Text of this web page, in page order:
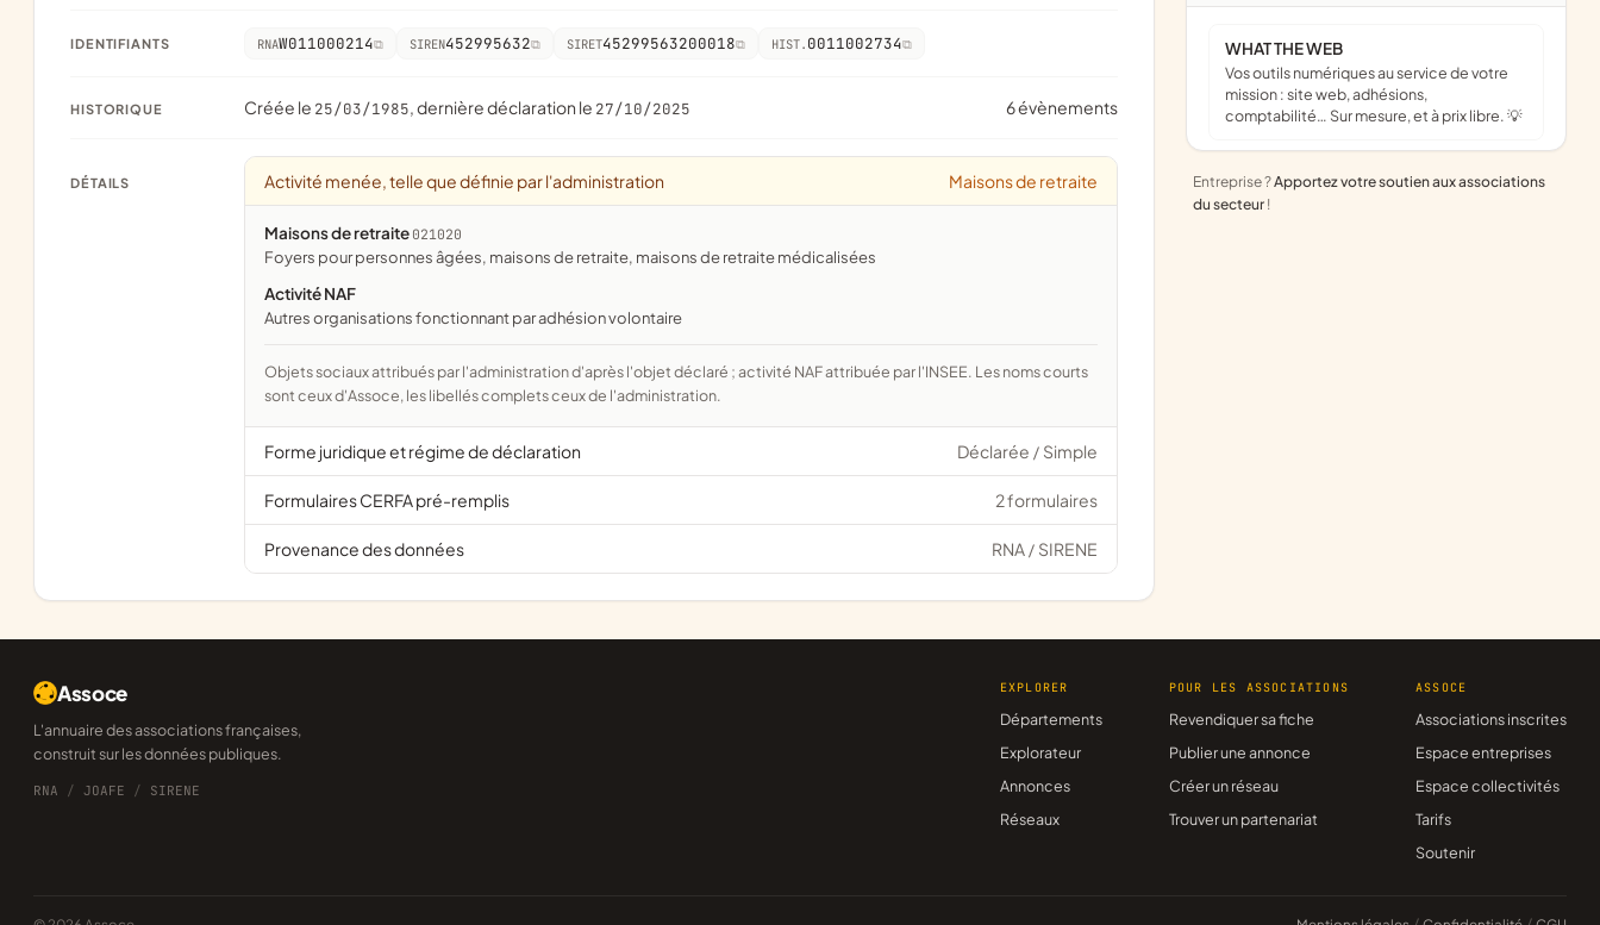
IDENTIFIANTS RNAW011000214 SIREN452995632 SIRET45299563200018 HIST. 0011002734
HISTORIQUE Créée le 25/03/1985, dernière déclaration le 27/10/2025 6 évènements
DÉTAILS Activité menée, telle que définie par l'administration Maisons de retraite
Maisons de retraite 021020
foyers pour personnes âgées, maisons de retraite, maisons de retraite médicalisées
Activité NAF
Autres organisations fonctionnant par adhésion volontaire
Objets sociaux attribués par l'administration d'après l'objet déclaré ; activité NAF attribuée par l'INSEE. Les noms courts
sont ceux d'Assoce, les libellés complets ceux de l'administration.
Forme juridique et régime de déclaration Déclarée / Simple
Formulaires CERFA pré-remplis 2 formulaires
Provenance des données RNA / SIRENE
WHAT THE WEB
Vos outils numériques au service de votre
mission : site web, adhésions,
comptabilité… Sur mesure, et à prix libre. 💡
Entreprise ?Apportez votre soutien aux associations
du secteur !
Assoce
L'annuaire des associations françaises,
construit sur les données publiques.
RNA / JOAFE / SIRENE
EXPLORER
Départements
Explorateur
Annonces
Réseaux
POUR LES ASSOCIATIONS
Revendiquer sa fiche
Publier une annonce
Créer un réseau
Trouver un partenariat
ASSOCE
Associations inscrites
Espace entreprises
Espace collectivités
Tarifs
Soutenir